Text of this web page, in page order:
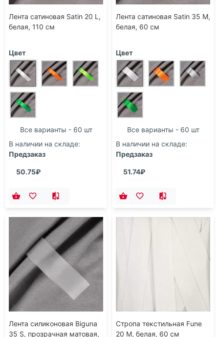
Лента сатиновая Satin 20 L,
белая, 110 см
Цвет
Все варианты - 60 шт
В наличии на складе:
Предзаказ
50.75₽
Лента сатиновая Satin 35 М,
белая, 60 см
Цвет
Все варианты - 60 шт
В наличии на складе:
Предзаказ
51.74₽
Лента силиконовая Biguna
35 S, прозрачная матовая,
Стропа текстильная Fune
20 M, белая, 60 см